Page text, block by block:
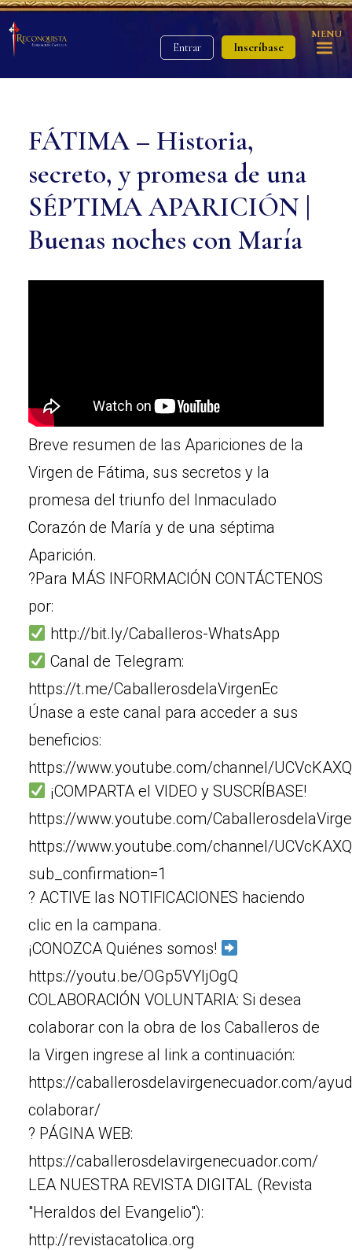
Entrar Inscríbase
MENU
FÁTIMA – Historia,
secreto, y promesa de una
SÉPTIMA APARICIÓN |
Buenas noches con María
Breve resumen de las Apariciones de la
Virgen de Fátima, sus secretos y la
promesa del triunfo del Inmaculado
Corazón de María y de una séptima
Aparición.
?Para MÁS INFORMACIÓN CONTÁCTENOS
por:
http://bit.ly/Caballeros-WhatsApp
Canal de Telegram:
https://t.me/CaballerosdelaVirgenEc
Únase a este canal para acceder a sus
beneficios:
https://www.youtube.com/channel/
¡COMPARTA el VIDEO y SUSCRÍBASE!
https://www.youtube.com/
https://www.youtube.com/channel/
sub_confirmation=1
? ACTIVE las NOTIFICACIONES haciendo
clic en la campana.
¡CONOZCA Quiénes somos!
https://youtu.be/OGp5VYljOgQ
COLABORACIÓN VOLUNTARIA: Si desea
colaborar con la obra de los Caballeros de
la Virgen ingrese al link a continuación:
https://caballerosdelavirgenecuador.com/
colaborar/
? PÁGINA WEB:
https://caballerosdelavirgenecuador.com/
LEA NUESTRA REVISTA DIGITAL (Revista
"Heraldos del Evangelio"):
http://revistacatolica.org